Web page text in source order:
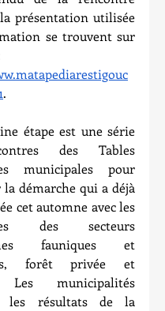
présentation utilisée
se trouvent sur
.
étape est une série
des Tables
municipales pour
démarche qui a déjà
cet automne avec les
des secteurs
fauniques et
forêt privée et
Les municipalités
les résultats de la